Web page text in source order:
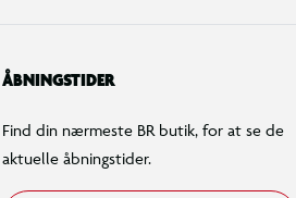
ÅBNINGSTIDER
Find din nærmeste BR butik, for at se de
aktuelle åbningstider.